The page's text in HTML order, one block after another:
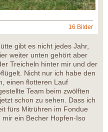
16 Bilder
gibt es nicht jedes Jahr,
weiter unten gehört aber
Treicheln hinter mir und der
Nicht nur ich habe den
einen flotteren Lauf
Team beim zwölften
schon zu sehen. Dass ich
fürs Mitrühren im Fondue
ein Becher Hopfen-Iso